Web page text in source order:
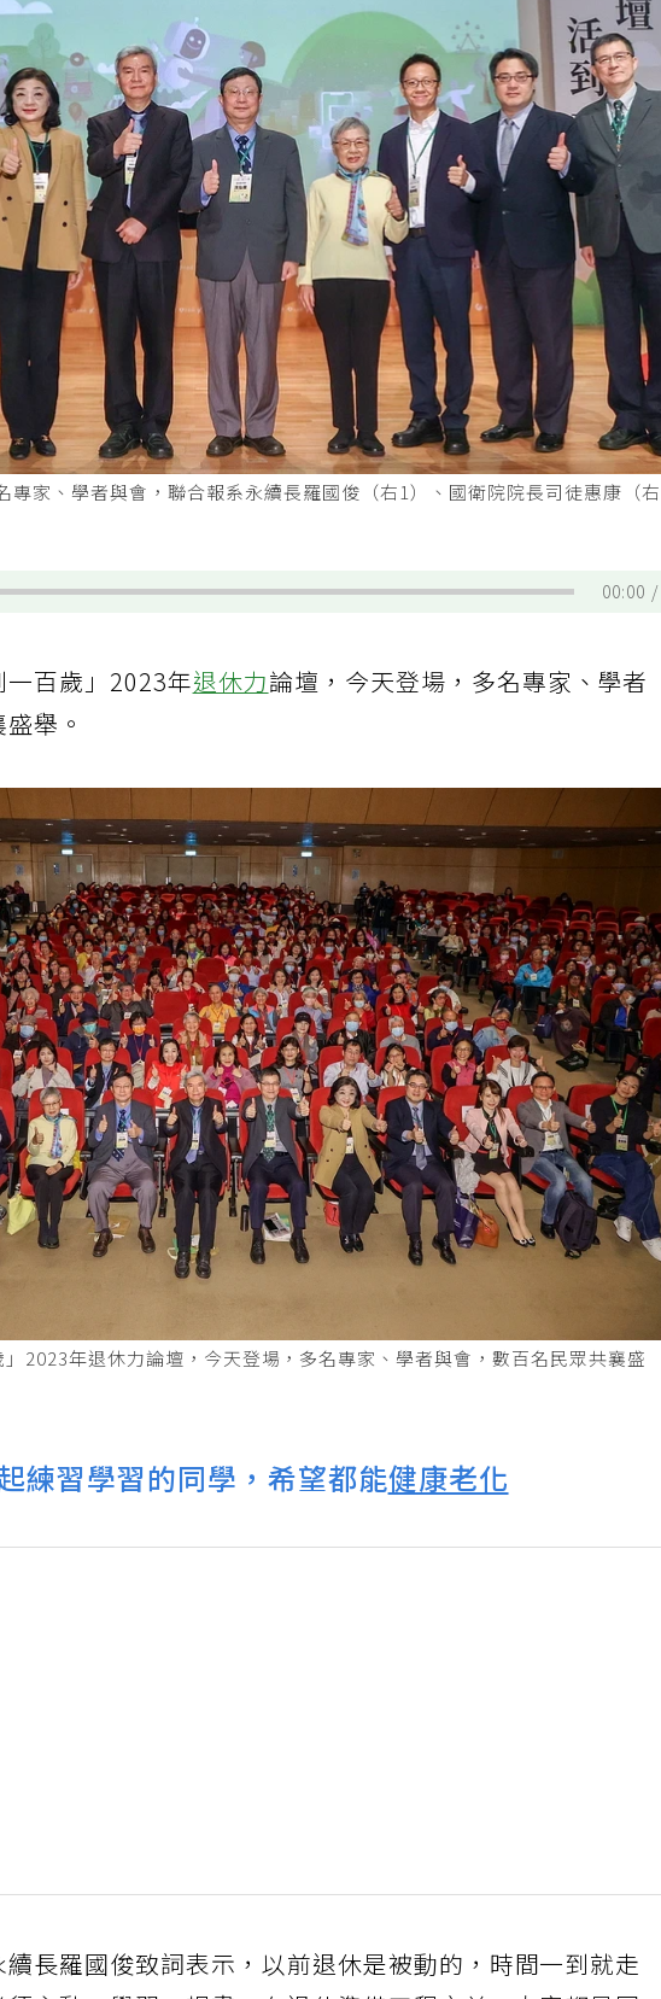
家、學者與會，聯合報系永續長羅國俊（右1）、國衛院院長司徒惠康（
00:00
一百歲」2023年退休力論壇，今天登場，多名專家、學者
舉。
2023年退休力論壇，今天登場，多名專家、學者與會，數百名民眾共襄盛
練習學習的同學，希望都能健康老化
續長羅國俊致詞表示，以前退休是被動的，時間一到就走